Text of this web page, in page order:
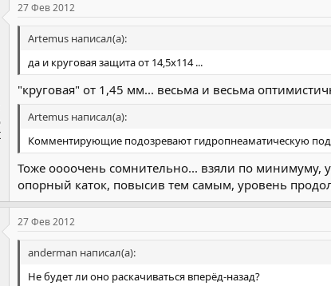
27 Фев 2012
Artemus написал(а):
да и круговая защита от 14,5х114 ...
"круговая" от 1,45 мм... весьма и весьма
Artemus написал(а):
Комментирующие подозревают гидропнеаматическую
Тоже оооочень сомнительно... взяли по
опорный каток, повысив тем самым, уровень
27 Фев 2012
anderman написал(а):
Не будет ли оно раскачиваться вперёд-назад?